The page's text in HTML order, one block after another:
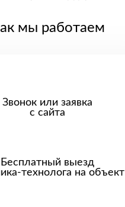
мы работаем
Звонок или заявка
с сайта
Бесплатный выезд
технолога на объект